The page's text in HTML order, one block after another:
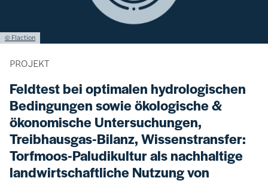
Lizenzinformationen einschließlich Urheberrecht
© Flaction
PROJEKT
Feldtest bei optimalen hydrologischen
Bedingungen sowie ökologische &
ökonomische Untersuchungen,
Treibhausgas-Bilanz, Wissenstransfer:
Torfmoos-Paludikultur als nachhaltige
landwirtschaftliche Nutzung von